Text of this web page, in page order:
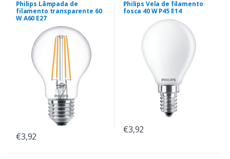
Philips Lâmpada de
filamento transparente 60
W A60 E27
€3,92
Philips Vela de filamento
fosca 40 W P45 E14
€3,92